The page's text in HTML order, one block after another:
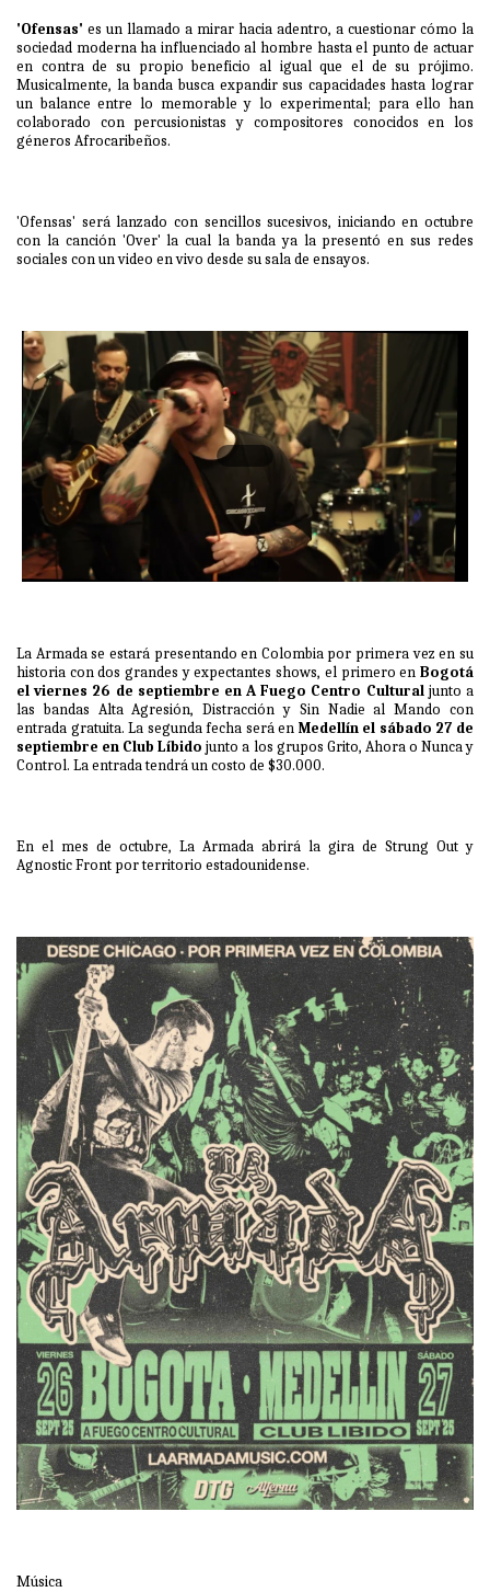
'Ofensas' es un llamado a mirar hacia adentro, a cuestionar cómo la
sociedad moderna ha influenciado al hombre hasta el punto de actuar
en contra de su propio beneficio al igual que el de su prójimo.
Musicalmente, la banda busca expandir sus capacidades hasta lograr
un balance entre lo memorable y lo experimental; para ello han
colaborado con percusionistas y compositores conocidos en los
géneros Afrocaribeños.
'Ofensas' será lanzado con sencillos sucesivos, iniciando en octubre
con la canción 'Over' la cual la banda ya la presentó en sus redes
sociales con un video en vivo desde su sala de ensayos.
La Armada se estará presentando en Colombia por primera vez en su
historia con dos grandes y expectantes shows, el primero en Bogotá
el viernes 26 de septiembre en A Fuego Centro Culturaljunto a
las bandas Alta Agresión, Distracción y Sin Nadie al Mando con
entrada gratuita. La segunda fecha será en Medellín el sábado 27 de
septiembre en Club Líbido junto a los grupos Grito, Ahora o Nunca y
Control. La entrada tendrá un costo de $30.000.
En el mes de octubre, La Armada abrirá la gira de Strung Out y
Agnostic Front por territorio estadounidense.
Música